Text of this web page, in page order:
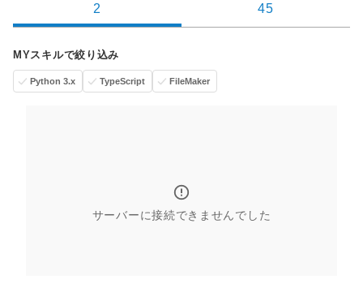
2 45
MYスキルで絞り込み
Python 3.x TypeScript FileMaker
サーバーに接続できませんでした